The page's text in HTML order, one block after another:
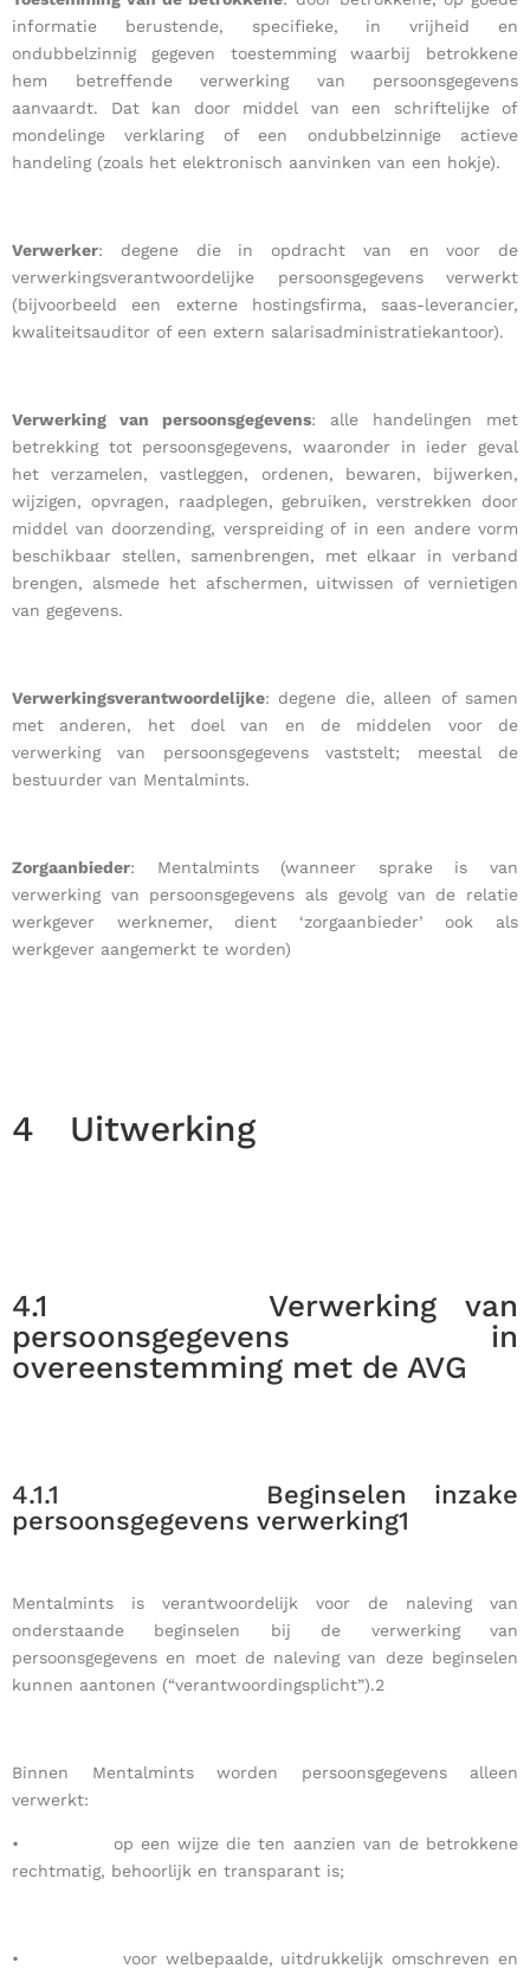
informatie berustende, specifieke, in vrijheid en
ondubbelzinnig gegeven toestemming waarbij betrokkene
hem betreffende verwerking van persoonsgegevens
aanvaardt. Dat kan door middel van een schriftelijke of
mondelinge verklaring of een ondubbelzinnige actieve
handeling (zoals het elektronisch aanvinken van een hokje).
Verwerker: degene die in opdracht van en voor de
verwerkingsverantwoordelijke persoonsgegevens verwerkt
(bijvoorbeeld een externe hostingsfirma, saas-leverancier,
kwaliteitsauditor of een extern salarisadministratiekantoor).
Verwerking van persoonsgegevens: alle handelingen met
betrekking tot persoonsgegevens, waaronder in ieder geval
het verzamelen, vastleggen, ordenen, bewaren, bijwerken,
wijzigen, opvragen, raadplegen, gebruiken, verstrekken door
middel van doorzending, verspreiding of in een andere vorm
beschikbaar stellen, samenbrengen, met elkaar in verband
brengen, alsmede het afschermen, uitwissen of vernietigen
van gegevens.
Verwerkingsverantwoordelijke: degene die, alleen of samen
met anderen, het doel van en de middelen voor de
verwerking van persoonsgegevens vaststelt; meestal de
bestuurder van Mentalmints.
Zorgaanbieder: Mentalmints (wanneer sprake is van
verwerking van persoonsgegevens als gevolg van de relatie
werkgever werknemer, dient ‘zorgaanbieder’ ook als
werkgever aangemerkt te worden)
4 Uitwerking
4.1
Verwerking van
persoonsgegevens in
overeenstemming met de AVG
4.1.1
Beginselen inzake
persoonsgegevens verwerking1
Mentalmints is verantwoordelijk voor de naleving van
onderstaande beginselen bij de verwerking van
persoonsgegevens en moet de naleving van deze beginselen
kunnen aantonen (“verantwoordingsplicht”).2
Binnen Mentalmints worden persoonsgegevens alleen
verwerkt:
• op een wijze die ten aanzien van de betrokkene
rechtmatig, behoorlijk en transparant is;
• voor welbepaalde, uitdrukkelijk omschreven en